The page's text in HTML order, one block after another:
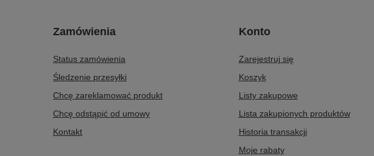
Zamówienia
Status zamówienia
Śledzenie przesyłki
Chcę zareklamować produkt
Chcę odstąpić od umowy
Kontakt
Konto
Zarejestruj się
Koszyk
Listy zakupowe
Lista zakupionych produktów
Historia transakcji
Moje rabaty